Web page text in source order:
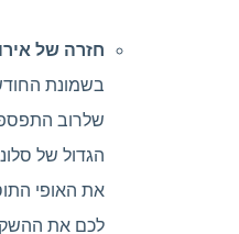
חזרה של
שלרוב
את האופי
לכם את